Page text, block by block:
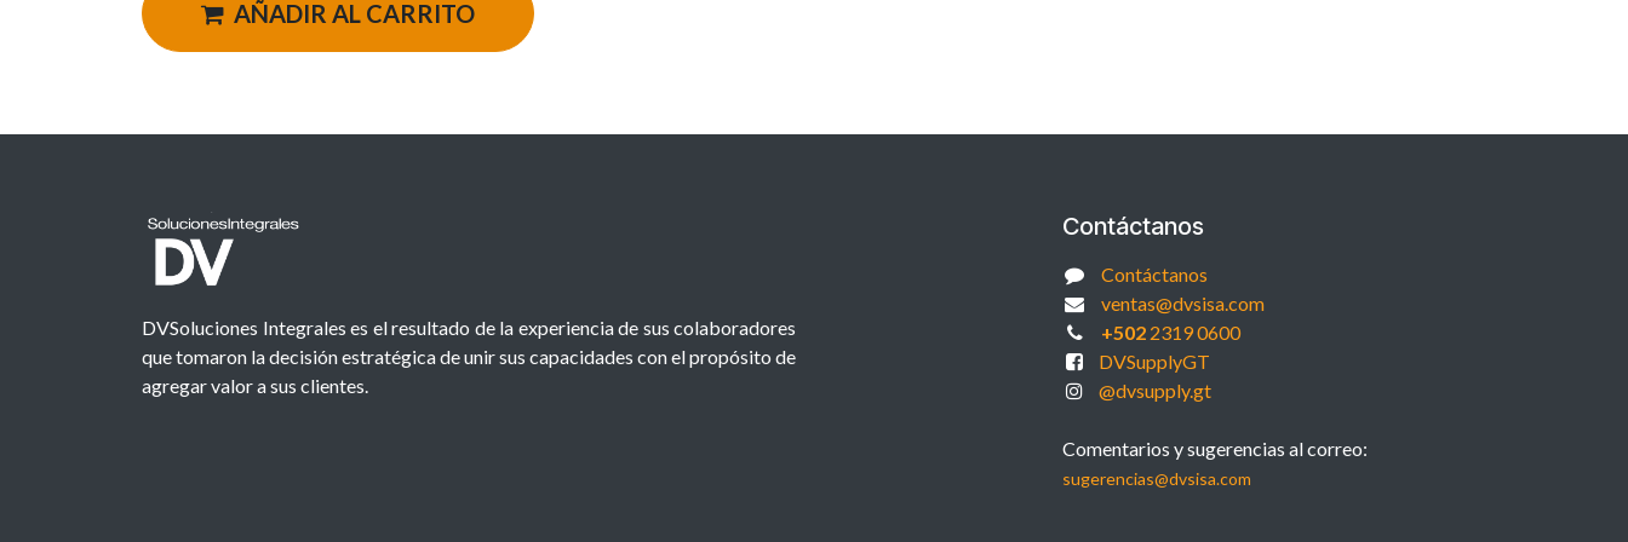
AÑADIR AL CARRITO
DVSoluciones Integrales es el resultado de la experiencia de sus colaboradores
que tomaron la decisión estratégica de unir sus capacidades con el propósito de
agregar valor a sus clientes.
Contáctanos
Contáctanos
ventas@dvsisa.com
+5022319 0600
DVSupplyGT
@dvsupply.gt
Comentarios y sugerencias al correo:
sugerencias@dvsisa.com